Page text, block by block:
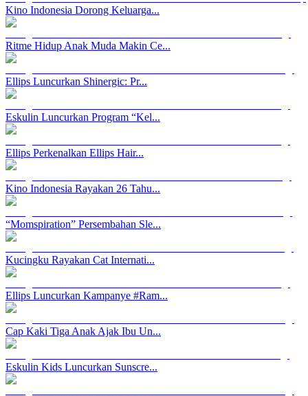
Kino Indonesia Dorong Keluarga...
Ritme Hidup Anak Muda Makin Ce...
Ellips Luncurkan Shinergic: Pr...
Eskulin Luncurkan Program “Kel...
Ellips Perkenalkan Ellips Hair...
Kino Indonesia Rayakan 26 Tahu...
“Momspiration” Persembahan Sle...
Kucingku Rayakan Cat Internati...
Ellips Luncurkan Kampanye #Ram...
Cap Kaki Tiga Anak Ajak Ibu Un...
Eskulin Kids Luncurkan Sunscre...